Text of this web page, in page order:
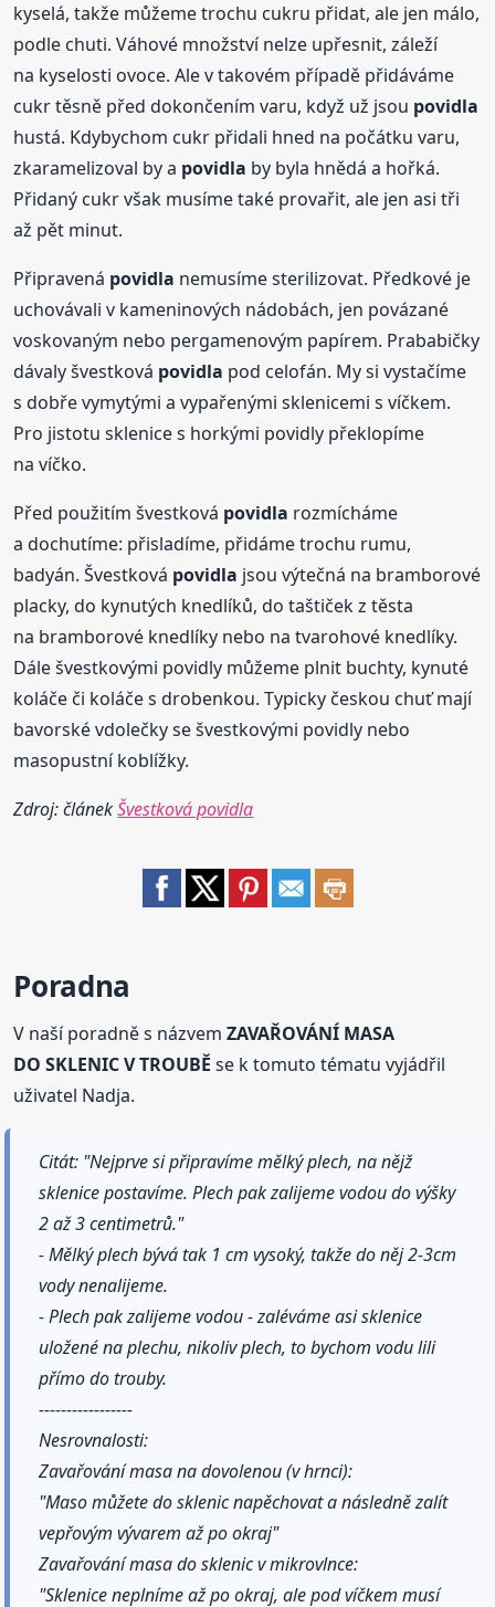
kyselá, takže můžeme trochu cukru přidat, ale jen málo,
podle chuti. Váhové množství nelze upřesnit, záleží
na kyselosti ovoce. Ale v takovém případě přidáváme
cukr těsně před dokončením varu, když už jsou povidla
hustá. Kdybychom cukr přidali hned na počátku varu,
zkaramelizoval by a povidla by byla hnědá a hořká.
Přidaný cukr však musíme také provařit, ale jen asi tři
až pět minut.
Připravená povidla nemusíme sterilizovat. Předkové je
uchovávali v kameninových nádobách, jen povázané
voskovaným nebo pergamenovým papírem. Prababičky
dávaly švestková povidla pod celofán. My si vystačíme
s dobře vymytými a vypařenými sklenicemi s víčkem.
Pro jistotu sklenice s horkými povidly překlopíme
na víčko.
Před použitím švestková povidla rozmícháme
a dochutíme: přisladíme, přidáme trochu rumu,
badyán. Švestková povidla jsou výtečná na bramborové
placky, do kynutých knedlíků, do taštiček z těsta
na bramborové knedlíky nebo na tvarohové knedlíky.
Dále švestkovými povidly můžeme plnit buchty, kynuté
koláče či koláče s drobenkou. Typicky českou chuť mají
bavorské vdolečky se švestkovými povidly nebo
masopustní koblížky.
Zdroj: článekŠvestková povidla
Poradna
V naší poradně s názvemZAVAŘOVÁNÍ MASA
DO SKLENIC V TROUBĚ se k tomuto tématu vyjádřil
uživatel Nadja.
Citát: "Nejprve si připravíme mělký plech, na nějž
sklenice postavíme. Plech pak zalijeme vodou do výšky
2 až 3 centimetrů."
- Mělký plech bývá tak 1 cm vysoký, takže do něj 2-3cm
vody nenalijeme.
- Plech pak zalijeme vodou - zaléváme asi sklenice
uložené na plechu, nikoliv plech, to bychom vodu lili
přímo do trouby.
-----------------
Nesrovnalosti:
Zavařování masa na dovolenou (v hrnci):
"Maso můžete do sklenic napěchovat a následně zalít
vepřovým vývarem až po okraj"
Zavařování masa do sklenic v mikrovlnce:
"Sklenice neplníme až po okraj, ale pod víčkem musí